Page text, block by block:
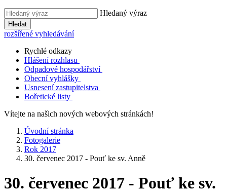
Hledaný výraz
Hledat
rozšířené vyhledávání
Rychlé odkazy
Hlášení rozhlasu
Odpadové hospodářství
Obecní vyhlášky
Usnesení zastupitelstva
Bořetické listy
Vítejte na našich nových webových stránkách!
Úvodní stránka
Fotogalerie
Rok 2017
30. červenec 2017 - Pouť ke sv. Anně
30. červenec 2017 - Pouť ke sv.